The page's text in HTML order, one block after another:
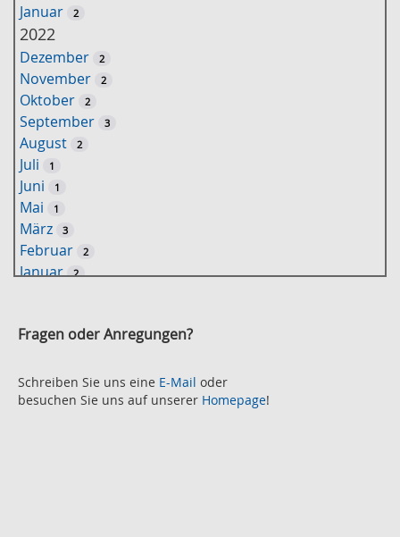
ü
w
o
r
u
c
Januar 2
2022
Dezember 2
November 2
Oktober 2
September 3
August 2
Juli 1
Juni 1
Mai 1
März 3
Februar 2
Januar 2
Oktober 2
August 2
Juli 2
Fragen oder Anregungen?
Schreiben Sie uns eine E-Mail oder
besuchen Sie uns auf unserer Homepage!